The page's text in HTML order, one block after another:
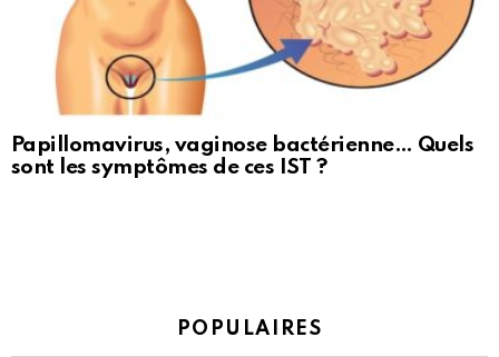
Papillomavirus, vaginose bactérienne… Quels
sont les symptômes de ces IST ?
POPULAIRES